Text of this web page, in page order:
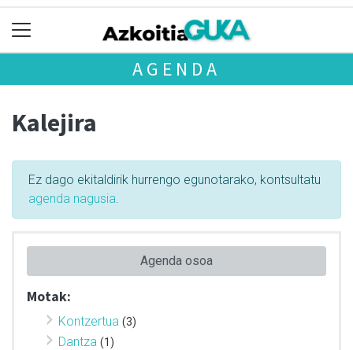
AGENDA
Kalejira
Ez dago ekitaldirik hurrengo egunotarako, kontsultatu
agenda nagusia
Agenda osoa
Motak:
Kontzertua (3)
Dantza (1)